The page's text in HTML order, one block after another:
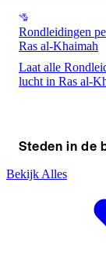
Rondleidingen
Ras al-Khaimah
Laat alle
lucht in Ras al-
Steden in de
Bekijk Alles